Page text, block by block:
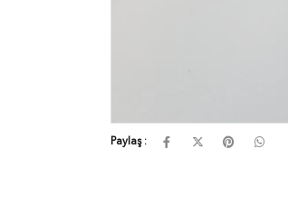
Paylaş :